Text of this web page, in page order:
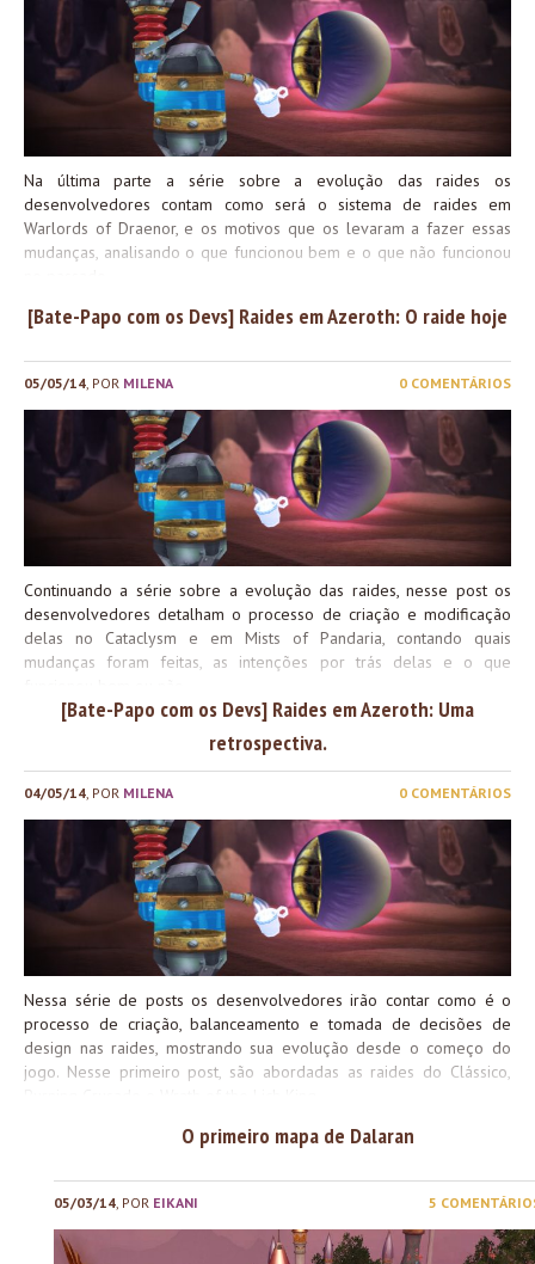
Na última parte a série sobre a evolução das raides os
desenvolvedores contam como será o sistema de raides em
Warlords of Draenor, e os motivos que os levaram a fazer essas
mudanças, analisando o que funcionou bem e o que não funcionou
[Bate-Papo com os Devs] Raides em Azeroth: O raide hoje
05/05/14, POR MILENA 0 COMENTÁRIOS
Continuando a série sobre a evolução das raides, nesse post os
desenvolvedores detalham o processo de criação e modificação
delas no Cataclysm e em Mists of Pandaria, contando quais
mudanças foram feitas, as intenções por trás delas e o que
[Bate-Papo com os Devs] Raides em Azeroth: Uma
retrospectiva.
04/05/14, POR MILENA 0 COMENTÁRIOS
Nessa série de posts os desenvolvedores irão contar como é o
processo de criação, balanceamento e tomada de decisões de
design nas raides, mostrando sua evolução desde o começo do
jogo. Nesse primeiro post, são abordadas as raides do Clássico,
O primeiro mapa de Dalaran
05/03/14 , POR EIKANI 5